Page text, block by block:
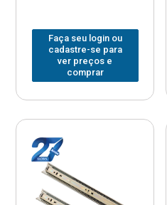
Faça seu login ou
cadastre-se para
ver preços e
comprar